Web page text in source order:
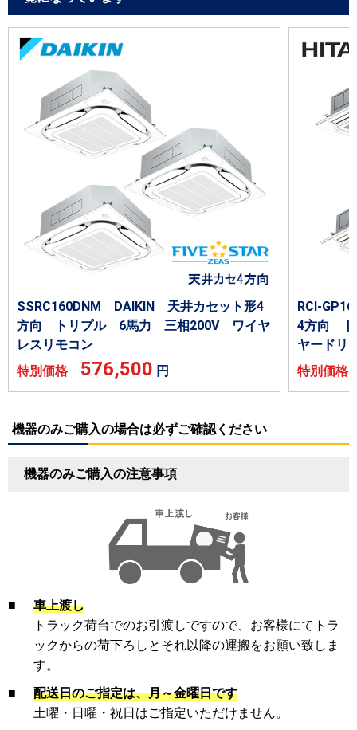
SSRC160DNM DAIKIN 天井カセット形4
方向 トリプル 6馬力 三相200V ワイヤ
レスリモコン
特別価格 576,500 円
RCI-
4方向
ヤードリ
特別価
機器のみご購入の場合は必ずご確認ください
機器のみご購入の注意事項
■
車上渡し
トラック荷台でのお引渡しですので、お客様にてトラ
ックからの荷下ろしとそれ以降の運搬をお願い致しま
す。
■
配送日のご指定は、月～金曜日です
土曜・日曜・祝日はご指定いただけません。